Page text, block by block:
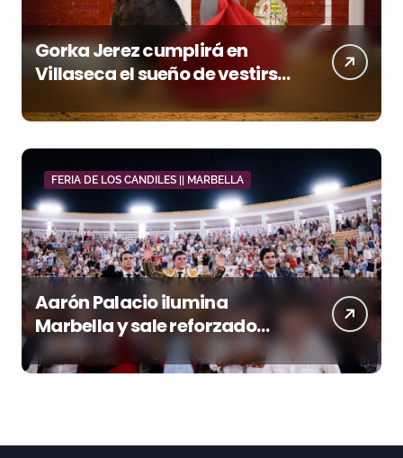
Gorka Jerez cumplirá en
Villaseca el sueño de vestirse
de luces ante los suyos
FERIA DE LOS CANDILES || MARBELLA
Aarón Palacio ilumina
Marbella y sale reforzado
junto a Manzanares y
Morante